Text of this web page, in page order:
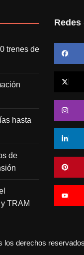
trenes de
hasta
de
TRAM
Redes
los derechos